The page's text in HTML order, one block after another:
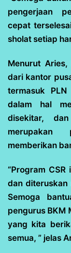
pengerjaan
cepat
sholat setiap
Menurut
dari kantor
termasuk PLN
dalam hal
disekitar,
merupakan
memberikan
“Program
dan diteruskan
Semoga
pengurus BKM
yang kita
semua, ” jelas